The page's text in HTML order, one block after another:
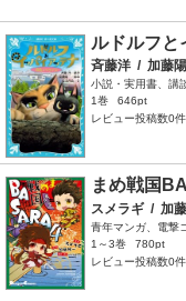
ルドルフと
斉藤洋 / 加藤
小説・実用書、講
1巻
646pt
レビュー投稿数0件
まめ戦国
スメラギ / 加
青年マンガ、電撃
1～3巻
780pt
レビュー投稿数0件